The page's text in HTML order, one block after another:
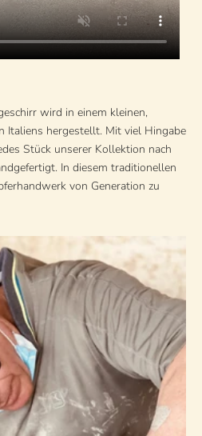
wird in einem kleinen,
Italiens hergestellt. Mit viel Hingabe
Stück unserer Kollektion nach
In diesem traditionellen
von Generation zu